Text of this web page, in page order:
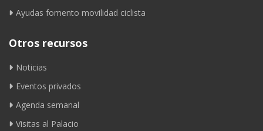
Ayudas fomento movilidad ciclista
Otros recursos
Noticias
Eventos privados
Agenda semanal
Visitas al Palacio